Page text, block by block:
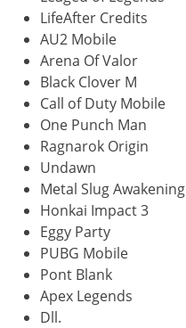
LifeAfter Credits
AU2 Mobile
Arena Of Valor
Black Clover M
Call of Duty Mobile
One Punch Man
Ragnarok Origin
Undawn
Metal Slug Awakening
Honkai Impact 3
Eggy Party
PUBG Mobile
Pont Blank
Apex Legends
Dll.